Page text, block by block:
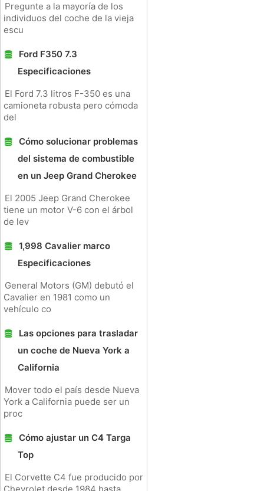
Pregunte a la mayoría de los
individuos del coche de la vieja
escu
Ford F350 7.3
Especificaciones
El Ford 7.3 litros F-350 es una
camioneta robusta pero cómoda
del
Cómo solucionar problemas
del sistema de combustible
en un Jeep Grand Cherokee
El 2005 Jeep Grand Cherokee
tiene un motor V-6 con el árbol
de lev
1,998 Cavalier marco
Especificaciones
General Motors (GM) debutó el
Cavalier en 1981 como un
vehículo co
Las opciones para trasladar
un coche de Nueva York a
California
Mover todo el país desde Nueva
York a California puede ser un
proc
Cómo ajustar un C4 Targa
Top
El Corvette C4 fue producido por